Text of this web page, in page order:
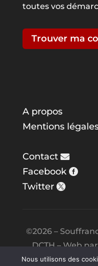
toutes vos
Trouver ma
A propos
Mentions
Contact
Facebook
Twitter
©2026 –
DCTH – Web
Nous utilisons des